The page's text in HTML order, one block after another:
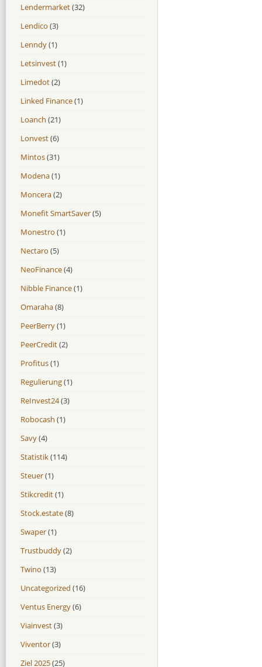
Lendermarket(32)
Lendico (3)
Lenndy(1)
Letsinvest(1)
Limedot(2)
Linked Finance(1)
Loanch (21)
Lonvest(6)
Mintos(31)
Modena(1)
Moncera(2)
Monefit SmartSaver(5)
Monestro (1)
Nectaro (5)
NeoFinance(4)
Nibble Finance(1)
Omaraha(8)
PeerBerry(1)
PeerCredit(2)
Profitus(1)
Regulierung(1)
ReInvest24(3)
Robocash (1)
Savy(4)
Statistik(114)
Steuer(1)
Stikcredit(1)
Stock.estate(8)
Swaper(1)
Trustbuddy(2)
Twino (13)
Uncategorized (16)
Ventus Energy(6)
Viainvest(3)
Viventor(3)
Ziel 2025(25)